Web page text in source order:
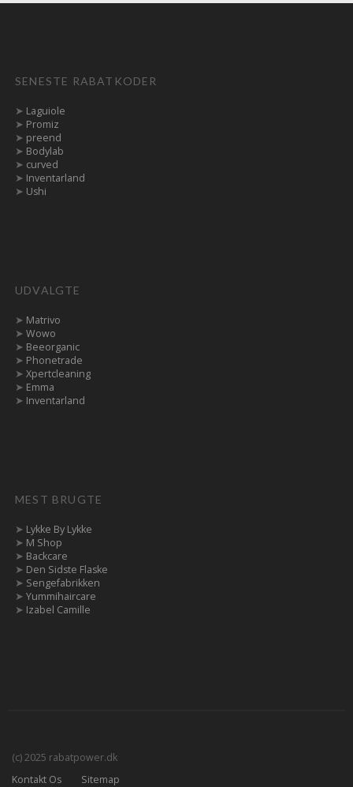
SENESTE RABATKODER
➤ Laguiole
➤ Promiz
➤ preend
➤ Bodylab
➤ curved
➤ Inventarland
➤ Ushi
UDVALGTE
➤ Matrivo
➤ Wowo
➤ Beeorganic
➤ Phonetrade
➤ Xpertcleaning
➤ Emma
➤ Inventarland
MEST BRUGTE
➤ Lykke By Lykke
➤ M Shop
➤ Backcare
➤ Den Sidste Flaske
➤ Sengefabrikken
➤ Yummihaircare
➤ Izabel Camille
(c) 2025 rabatpower.dk
Kontakt Os
Sitemap